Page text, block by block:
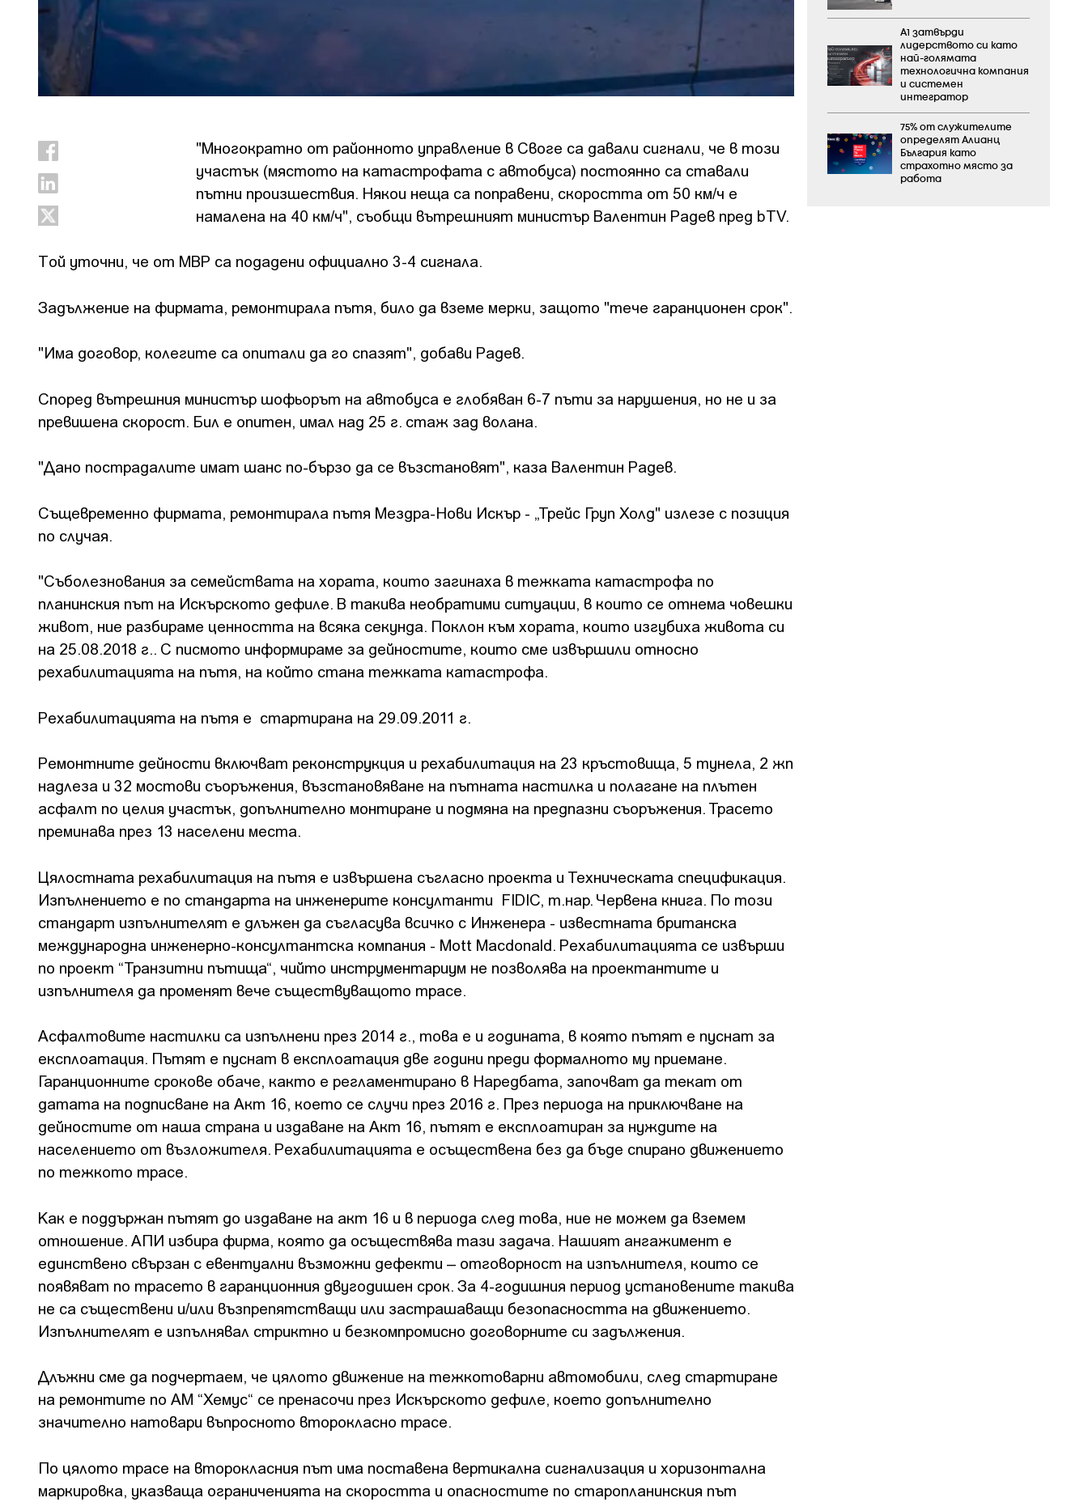
"Многократно от районното управление в Своге са давали сигнали, че в този
участък (мястото на катастрофата с автобуса) постоянно са ставали
пътни произшествия. Някои неща са поправени, скоростта от 50 км/ч е
намалена на 40 км/ч", съобщи вътрешният министър Валентин Радев пред bTV.
Tой уточни, че от МВР са подадени официално 3-4 сигнала.
Задължение на фирмата, ремонтирала пътя, било да вземе мерки, защото "тече гаранционен срок".
"Има договор, колегите са опитали да го спазят", добави Радев.
Според вътрешния министър шофьорът на автобуса е глобяван 6-7 пъти за нарушения, но не и за
превишена скорост. Бил е опитен, имал над 25 г. стаж зад волана.
"Дано пострадалите имат шанс по-бързо да се възстановят", каза Валентин Радев.
Същевременно фирмата, ремонтирала пътя Мездра-Нови Искър - „Трейс Груп Холд" излезе с позиция
по случая.
"Съболезнования за семействата на хората, които загинаха в тежката катастрофа по
планинския път на Искърското дефиле. В такива необратими ситуации, в които се отнема човешки
живот, ние разбираме ценността на всяка секунда. Поклон към хората, които изгубиха живота си
на 25.08.2018 г.. С писмото информираме за дейностите, които сме извършили относно
рехабилитацията на пътя, на който стана тежката катастрофа.
Рехабилитацията на пътя е стартирана на 29.09.2011 г.
Ремонтните дейности включват реконструкция и рехабилитация на 23 кръстовища, 5 тунела, 2 жп
надлеза и 32 мостови съоръжения, възстановяване на пътната настилка и полагане на плътен
асфалт по целия участък, допълнително монтиране и подмяна на предпазни съоръжения. Трасето
преминава през 13 населени места.
Цялостната рехабилитация на пътя е извършена съгласно проекта и Техническата спецификация.
Изпълнението е по стандарта на инженерите консултанти FIDIC, т.нар. Червена книга. По този
стандарт изпълнителят е длъжен да съгласува всичко с Инженера - известната британска
международна инженерно-консултантска компания - Mott Macdonald. Рехабилитацията се извърши
по проект “Транзитни пътища“, чийто инструментариум не позволява на проектантите и
изпълнителя да променят вече съществуващото трасе.
Асфалтовите настилки са изпълнени през 2014 г., това е и годината, в която пътят е пуснат за
експлоатация. Пътят е пуснат в експлоатация две години преди формалното му приемане.
Гаранционните срокове обаче, както е регламентирано в Наредбата, започват да текат от
датата на подписване на Акт 16, което се случи през 2016 г. През периода на приключване на
дейностите от наша страна и издаване на Акт 16, пътят е експлоатиран за нуждите на
населението от възложителя. Рехабилитацията е осъществена без да бъде спирано движението
по тежкото трасе.
Как е поддържан пътят до издаване на акт 16 и в периода след това, ние не можем да вземем
отношение. АПИ избира фирма, която да осъществява тази задача. Нашият ангажимент е
единствено свързан с евентуални възможни дефекти – отговорност на изпълнителя, които се
появяват по трасето в гаранционния двугодишен срок. За 4-годишния период установените такива
не са съществени и/или възпрепятстващи или застрашаващи безопасността на движението.
Изпълнителят е изпълнявал стриктно и безкомпромисно договорните си задължения.
Длъжни сме да подчертаем, че цялото движение на тежкотоварни автомобили, след стартиране
на ремонтите по АМ “Хемус“ се пренасочи през Искърското дефиле, което допълнително
значително натовари въпросното второкласно трасе.
По цялото трасе на второкласния път има поставена вертикална сигнализация и хоризонтална
маркировка, указваща ограниченията на скоростта и опасностите по старопланинския път
А1 затвърди
лидерството си като
най-голямата
технологична компания
и системен
интегратор
75% от служителите
определят Алианц
България като
страхотно място за
работа